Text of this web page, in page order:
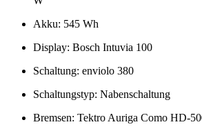
Akku: 545 Wh
Display: Bosch Intuvia 100
Schaltung: enviolo 380
Schaltungstyp: Nabenschaltung
Bremsen: Tektro Auriga Como HD-